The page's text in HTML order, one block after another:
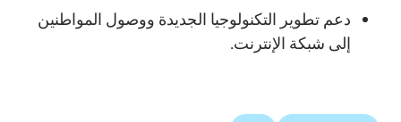
دعم تطوير التكنولوجيا الجديدة ووصول المواطنين
إلى شبكة الإنترنت.